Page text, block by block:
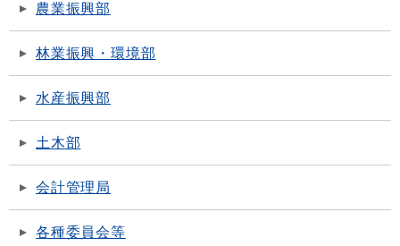
農業振興部
林業振興・環境部
水産振興部
土木部
会計管理局
各種委員会等